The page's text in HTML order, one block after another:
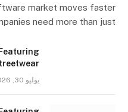
market moves faster
need more than just…
يوليو 30, 2026